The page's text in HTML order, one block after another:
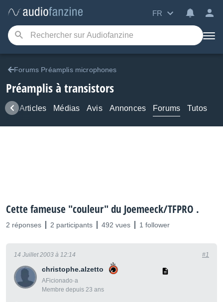
FR
Forums Préamplis microphones
Préamplis à transistors
Articles Médias Avis Annonces Forums Tutos
Cette fameuse "couleur" du Joemeeck/TFPRO .
2 réponses 2 participants 492 vues 1 follower
christophe.alzetto
AFicionado·a
Membre depuis 23 ans
14 Juillet 2003 à 12:14 #1